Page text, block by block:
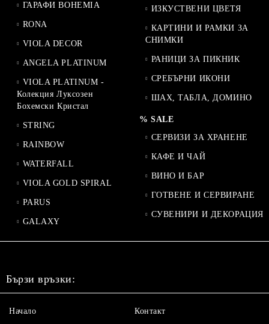
ГАРАФИ BOHEMIA
RONA
VIOLA DECOR
ANGELA PLATINUM
VIOLA PLATINUM -
Колекция Луксозен
Бохемски Кристал
STRING
RAINBOW
WATERFALL
VIOLA GOLD SPIRAL
PARUS
GALAXY
ИЗКУСТВЕНИ ЦВЕТЯ
КАРТИНИ И РАМКИ ЗА
СНИМКИ
РАНИЦИ ЗА ПИКНИК
СРЕБЪРНИ ИКОНИ
ШАХ, ТАБЛА, ДОМИНО
% SALE
СЕРВИЗИ ЗА ХРАНЕНЕ
КАФЕ И ЧАЙ
ВИНО И БАР
ГОТВЕНЕ И СЕРВИРАНЕ
СУВЕНИРИ И ДЕКОРАЦИЯ
Бързи връзки:
Начало Контакт